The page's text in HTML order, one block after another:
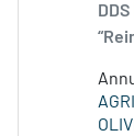
DDS